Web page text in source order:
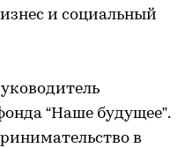
и социальный
“Наше будущее”.
в